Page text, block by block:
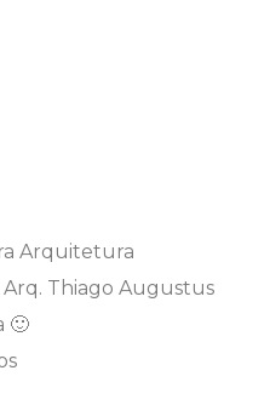
Arquitetura
Thiago Augustus
🙂